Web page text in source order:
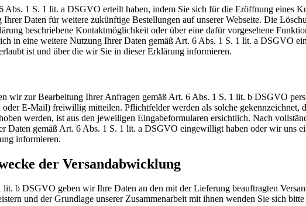
1 S. 1 lit. a DSGVO erteilt haben, indem Sie sich für die Eröffnung eines
Daten für weitere zukünftige Bestellungen auf unserer Webseite. Die
beschriebene Kontaktmöglichkeit oder über eine dafür vorgesehene
in eine weitere Nutzung Ihrer Daten gemäß Art. 6 Abs. 1 S. 1 lit. a DSGVO
ist und über die wir Sie in dieser Erklärung informieren.
wir zur Bearbeitung Ihrer Anfragen gemäß Art. 6 Abs. 1 S. 1 lit. b DSGVO
E-Mail) freiwillig mitteilen. Pflichtfelder werden als solche gekennzeichnet,
werden, ist aus den jeweiligen Eingabeformularen ersichtlich. Nach
Daten gemäß Art. 6 Abs. 1 S. 1 lit. a DSGVO eingewilligt haben oder wir uns
informieren.
der Versandabwicklung
b DSGVO geben wir Ihre Daten an den mit der Lieferung beauftragten
und der Grundlage unserer Zusammenarbeit mit ihnen wenden Sie sich